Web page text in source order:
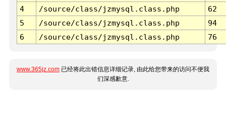
4
/source/class/jzmysql.class.php
62
5
/source/class/jzmysql.class.php
94
6
/source/class/jzmysql.class.php 76
www.365jz.com 已经将此出错信息详细记录, 由此给您带来的访问不便我
们深感歉意.